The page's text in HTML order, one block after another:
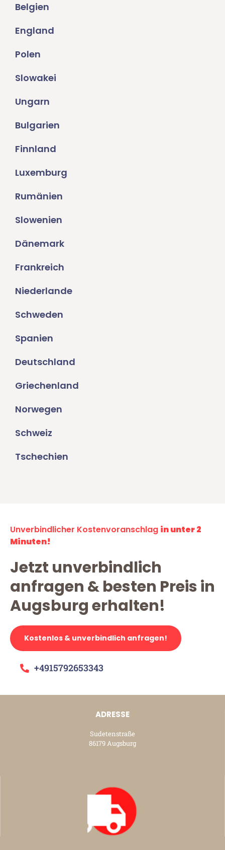
Belgien
England
Polen
Slowakei
Ungarn
Bulgarien
Finnland
Luxemburg
Rumänien
Slowenien
Dänemark
Frankreich
Niederlande
Schweden
Spanien
Deutschland
Griechenland
Norwegen
Schweiz
Tschechien
Unverbindlicher Kostenvoranschlag in unter 2
Minuten!
Jetzt unverbindlich
anfragen & besten Preis in
Augsburg erhalten!
Kostenlos & unverbindlich anfragen!
+4915792653343
ADRESSE
Sudetenstraße
86179 Augsburg